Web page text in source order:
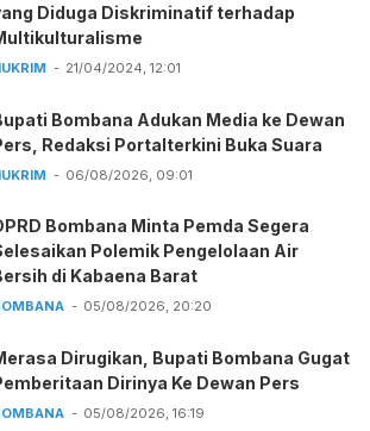
Diduga Diskriminatif terhadap
21/04/2024, 12:01
Bombana Adukan Media ke Dewan
Redaksi Portalterkini Buka Suara
06/08/2026, 09:01
Bombana Minta Pemda Segera
Polemik Pengelolaan Air
di Kabaena Barat
05/08/2026, 20:20
Dirugikan, Bupati Bombana Gugat
Dirinya Ke Dewan Pers
05/08/2026, 16:19